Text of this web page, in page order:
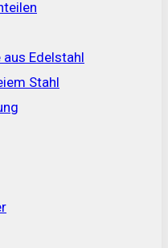
Edelstahl
Stahl